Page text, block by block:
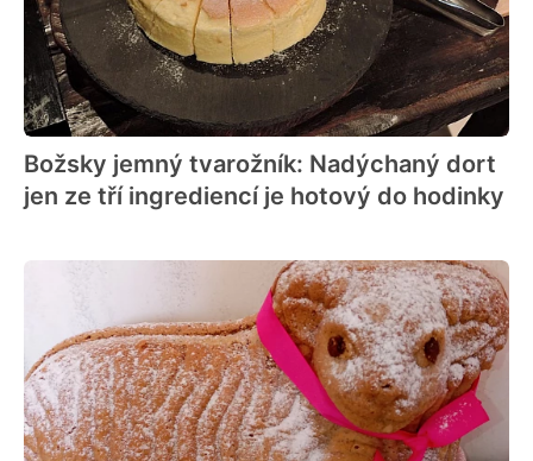
Božsky jemný tvarožník: Nadýchaný dort
jen ze tří ingrediencí je hotový do hodinky